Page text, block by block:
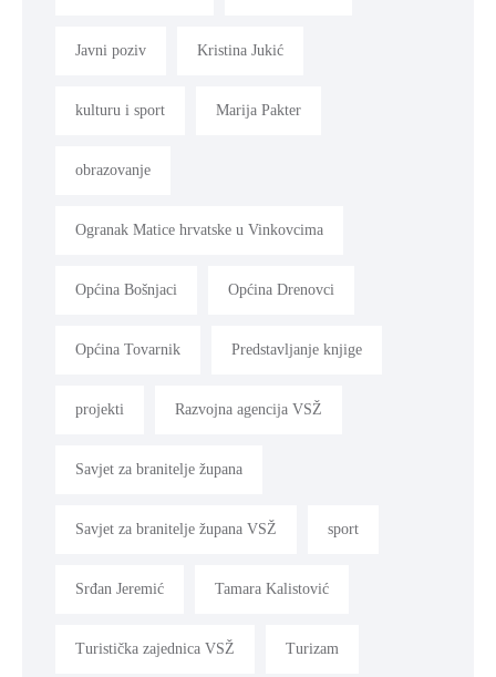
Javni poziv Kristina Jukić
kulturu i sport Marija Pakter
obrazovanje
Ogranak Matice hrvatske u Vinkovcima
Općina Bošnjaci Općina Drenovci
Općina Tovarnik Predstavljanje knjige
projekti Razvojna agencija VSŽ
Savjet za branitelje župana
Savjet za branitelje župana VSŽ sport
Srđan Jeremić Tamara Kalistović
Turistička zajednica VSŽ Turizam